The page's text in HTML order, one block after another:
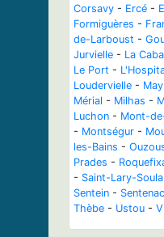
Corsavy - Ercé -
Formiguères -
de-Larboust -
Jurvielle - La
Le Port -
Loudervielle -
Mérial - Milhas -
Luchon - Mont-
- Montségur -
les-Bains -
Prades -
- Saint-Lary-
Sentein -
Thèbe - Ustou -